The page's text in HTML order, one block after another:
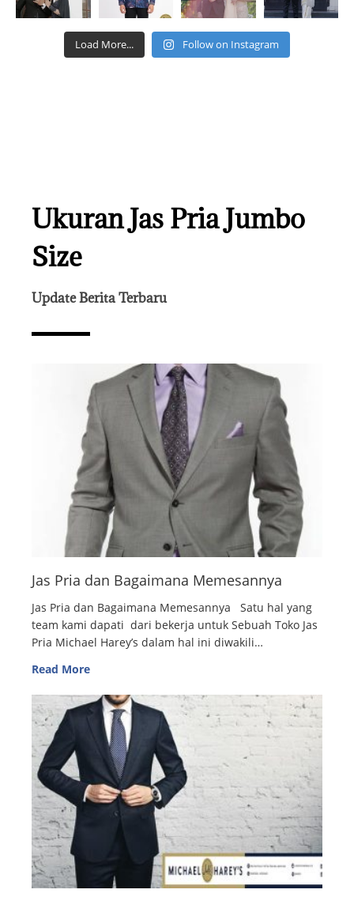
Load More... Follow on Instagram
Ukuran Jas Pria Jumbo
Size
Update Berita Terbaru
Jas Pria dan Bagaimana Memesannya
Jas Pria dan Bagaimana Memesannya Satu hal yang
team kami dapati dari bekerja untuk Sebuah Toko Jas
Pria Michael Harey’s dalam hal ini diwakili…
Read More